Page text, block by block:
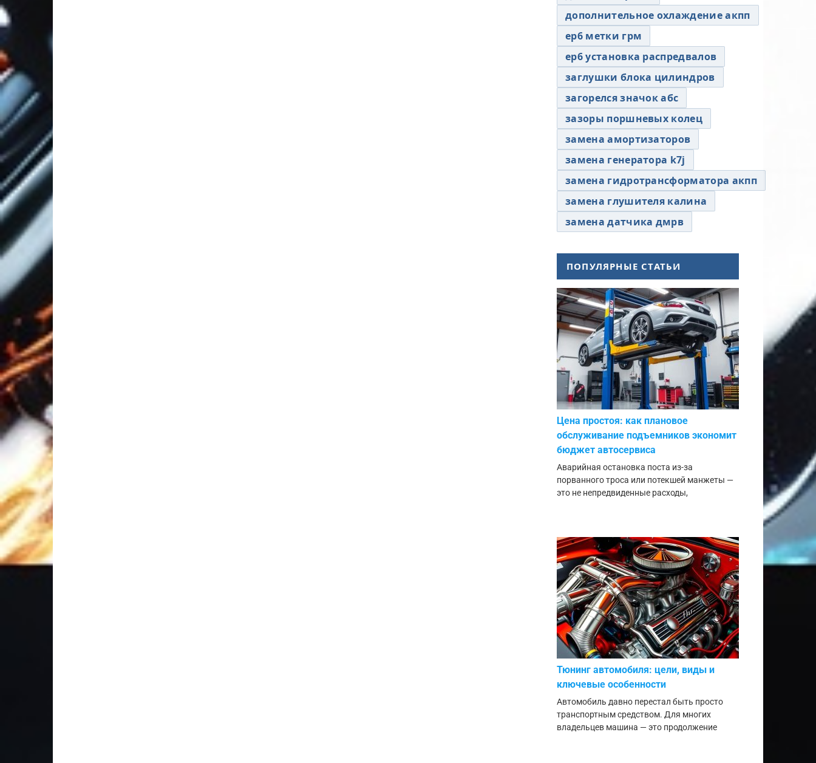
дополнительное охлаждение акпп
ер6 метки грм
ер6 установка распредвалов
заглушки блока цилиндров
загорелся значок абс
зазоры поршневых колец
замена амортизаторов
замена генератора k7j
замена гидротрансформатора акпп
замена глушителя калина
замена датчика дмрв
ПОПУЛЯРНЫЕ СТАТЬИ
Цена простоя: как плановое
обслуживание подъемников экономит
бюджет автосервиса
Аварийная остановка поста из-за
порванного троса или потекшей манжеты —
это не непредвиденные расходы,
Тюнинг автомобиля: цели, виды и
ключевые особенности
Автомобиль давно перестал быть просто
транспортным средством. Для многих
владельцев машина — это продолжение